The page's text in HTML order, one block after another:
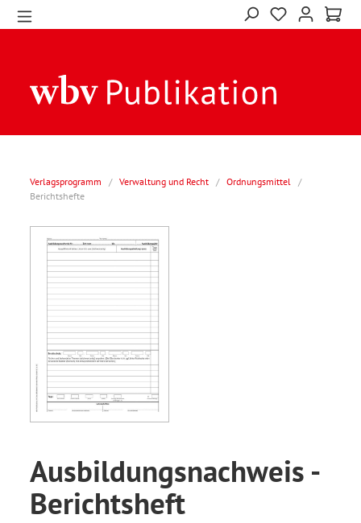
Verlagsprogramm / Verwaltung und Recht / Ordnungsmittel /
Berichtshefte
Ausbildungsnachweis -
Berichtsheft